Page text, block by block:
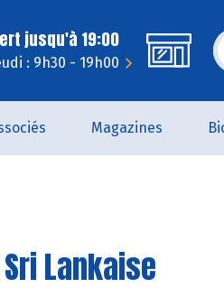
jusqu'à 19:00
: 9h30 - 19h00
Magazines
Lankaise